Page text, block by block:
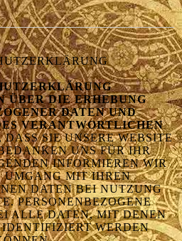
ÜBER DIE ERHEBUNG
DATEN UND
VERANTWORTLICHEN
SIE UNSERE WEBSITE
UNS FÜR IHR
INFORMIEREN WIR
UMGANG MIT IHREN
DATEN BEI NUTZUNG
PERSONENBEZOGENE
ALLE DATEN, MIT DENEN
WERDEN